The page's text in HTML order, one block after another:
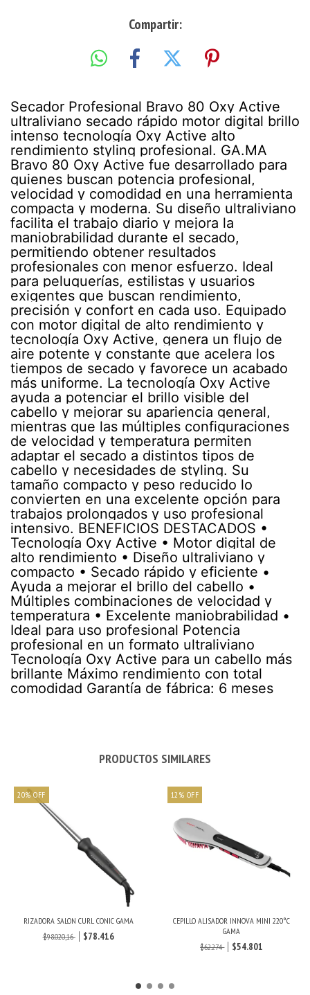
Compartir:
Secador Profesional Bravo 80 Oxy Active
ultraliviano secado rápido motor digital brillo
intenso tecnología Oxy Active alto
rendimiento styling profesional. GA.MA
Bravo 80 Oxy Active fue desarrollado para
quienes buscan potencia profesional,
velocidad y comodidad en una herramienta
compacta y moderna. Su diseño ultraliviano
facilita el trabajo diario y mejora la
maniobrabilidad durante el secado,
permitiendo obtener resultados
profesionales con menor esfuerzo. Ideal
para peluquerías, estilistas y usuarios
exigentes que buscan rendimiento,
precisión y confort en cada uso. Equipado
con motor digital de alto rendimiento y
tecnología Oxy Active, genera un flujo de
aire potente y constante que acelera los
tiempos de secado y favorece un acabado
más uniforme. La tecnología Oxy Active
ayuda a potenciar el brillo visible del
cabello y mejorar su apariencia general,
mientras que las múltiples configuraciones
de velocidad y temperatura permiten
adaptar el secado a distintos tipos de
cabello y necesidades de styling. Su
tamaño compacto y peso reducido lo
convierten en una excelente opción para
trabajos prolongados y uso profesional
intensivo. BENEFICIOS DESTACADOS •
Tecnología Oxy Active • Motor digital de
alto rendimiento • Diseño ultraliviano y
compacto • Secado rápido y eficiente •
Ayuda a mejorar el brillo del cabello •
Múltiples combinaciones de velocidad y
temperatura • Excelente maniobrabilidad •
Ideal para uso profesional Potencia
profesional en un formato ultraliviano
Tecnología Oxy Active para un cabello más
brillante Máximo rendimiento con total
comodidad Garantía de fábrica: 6 meses
PRODUCTOS SIMILARES
20% OFF
RIZADORA SALON CURL CONIC GAMA
$98.020,16
$78.416
12 % OFF
CEPILLO ALISADOR INNOVA MINI 220°C
GAMA
$62.274
$54.801